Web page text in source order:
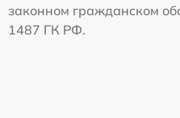
законном гражданском
1487 ГК РФ.